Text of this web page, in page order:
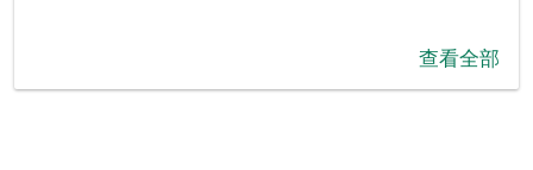
查看全部